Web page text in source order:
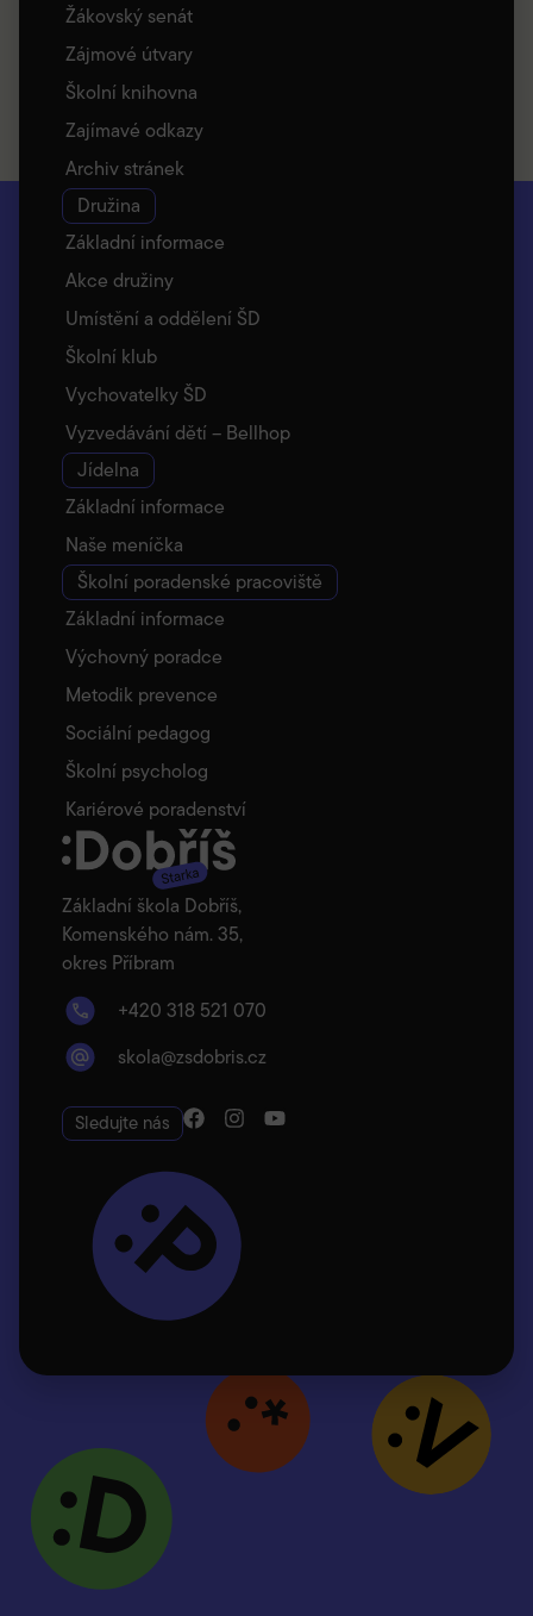
Základní škola Dobříš,
Komenského nám. 35,
okres Příbram
+420 318 521 070
skola@zsdobris.cz
Sledujte nás
Žákovský senát
Zájmové útvary
Školní knihovna
Zajímavé odkazy
Archiv stránek
Družina
Základní informace
Akce družiny
Umístění a oddělení ŠD
Školní klub
Vychovatelky ŠD
Vyzvedávání dětí – Bellhop
Jídelna
Základní informace
Naše meníčka
Školní poradenské pracoviště
Základní informace
Výchovný poradce
Metodik prevence
Sociální pedagog
Školní psycholog
Kariérové poradenství